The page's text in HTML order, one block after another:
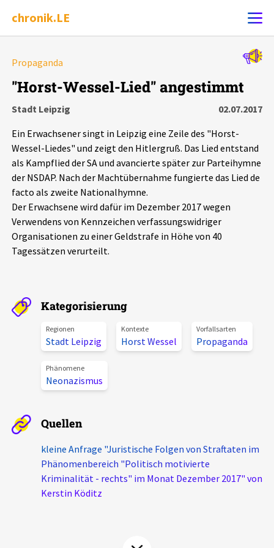
chronik.LE
Chronik
Dossiers
Leipziger Zustände
Schlaglichter
Phänomene
Veranstaltungen
Pressemitteilungen
Podcasts
Über uns
Kontakt
Spenden
chronik.LE in der Presse
Propaganda
"Horst-Wessel-Lied" angestimmt
Stadt Leipzig
02.07.2017
Ein Erwachsener singt in Leipzig eine Zeile des "Horst-
Wessel-Liedes" und zeigt den Hitlergruß. Das Lied entstand
als Kampflied der SA und avancierte später zur Parteihymne
der NSDAP. Nach der Machtübernahme fungierte das Lied de
facto als zweite Nationalhymne.
Der Erwachsene wird dafür im Dezember 2017 wegen
Verwendens von Kennzeichen verfassungswidriger
Organisationen zu einer Geldstrafe in Höhe von 40
Tagessätzen verurteilt.
Kategorisierung
Regionen
Stadt Leipzig
Kontexte
Horst Wessel
Vorfallsarten
Propaganda
Phänomene
Neonazismus
Quellen
kleine Anfrage "Juristische Folgen von Straftaten im
Phänomenbereich "Politisch motivierte
Kriminalität - rechts" im Monat Dezember 2017" von
Kerstin Köditz
Alle Ereignisse
7502
Ereignisse
Exportieren ? Filter Erklärungen